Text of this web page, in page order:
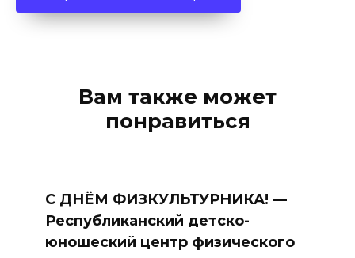
Вам также может
понравиться
С ДНЁМ ФИЗКУЛЬТУРНИКА! —
Республиканский детско-
юношеский центр физического